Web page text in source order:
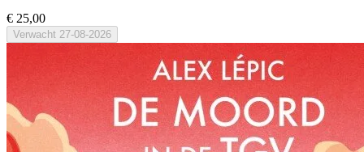
€ 25,00
Verwacht 27-08-2026